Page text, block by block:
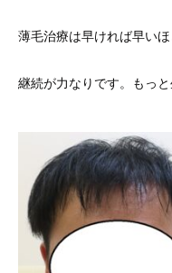
薄毛治療は早ければ早いほ
継続が力なりです。もっ